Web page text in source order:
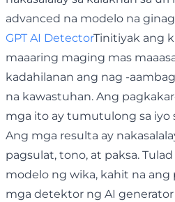
advanced na modelo na
GPT AI DetectorTinitiyak ang
maaaring maging mas
kadahilanan ang nag -
na kawastuhan. Ang
mga ito ay tumutulong sa iyo
Ang mga resulta ay
pagsulat, tono, at paksa.
modelo ng wika, kahit na ang
mga detektor ng AI generator